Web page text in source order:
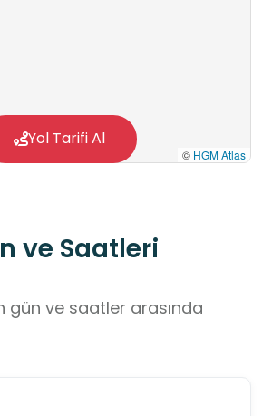
© HGM Atlas
Yol Tarifi Al
ve Saatleri
gün ve saatler arasında